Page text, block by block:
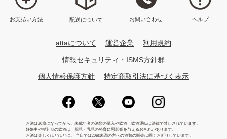
お支払い方法 配送について お問い合わせ ヘルプ
attaについて 運営企業 利用規約
情報セキュリティ・ISMS方針群
個人情報保護方針 特定商取引法に基づく表示